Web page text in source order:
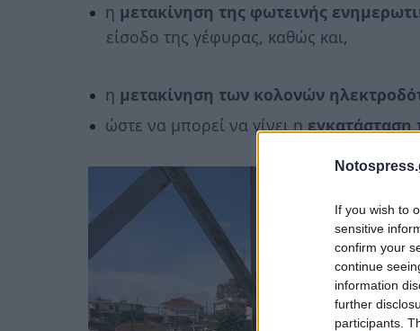
If you wish to
sensitive
confirm your
continue
information
further
participants.
η μετακίνηση της φωτεινής
είσοδο της γέφυρας, καθώς και,
η μετακίνηση των κολονών
ώστε να μπορεί να γίνει ηεγκατάσταση